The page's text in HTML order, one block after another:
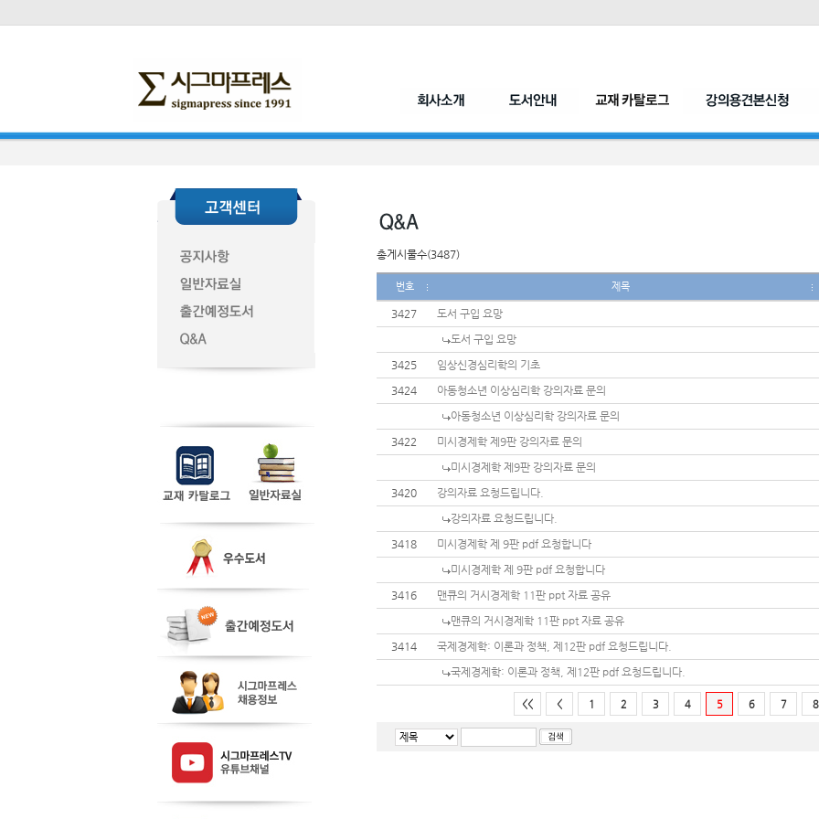
총게시물수(3487)
번호 제목
3427
도서 구입 요망
도서 구입 요망
3425
임상신경심리학의 기초
3424
아동청소년 이상심리학 강의자료 문의
아동청소년 이상심리학 강의자료 문의
3422
미시경제학 제9판 강의자료 문의
미시경제학 제9판 강의자료 문의
3420
강의자료 요청드립니다.
강의자료 요청드립니다.
3418
미시경제학 제 9판 pdf 요청합니다
미시경제학 제 9판 pdf 요청합니다
3416
맨큐의 거시경제학 11판 ppt 자료 공유
맨큐의 거시경제학 11판 ppt 자료 공유
3414
국제경제학: 이론과 정책, 제12판 pdf 요청드립니다.
국제경제학: 이론과 정책, 제12판 pdf 요청드립니다.
<< < 1 2 3 4 5 6 7 8